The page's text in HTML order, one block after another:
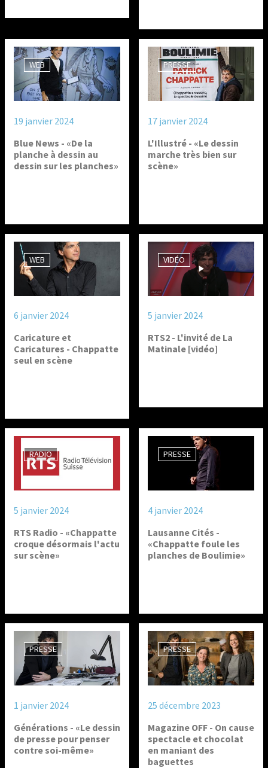
WEB
19 janvier 2024
Blue News - «De la
planche à dessin au
dessin sur les planches»
PRESSE
17 janvier 2024
L'Illustré - «Le dessin
marche très bien sur
scène»
WEB
6 janvier 2024
Caricature et
Caricatures - Chappatte
seul en scène
VIDÉO
5 janvier 2024
RTS2 - L'invité de La
Matinale [vidéo]
RADIO
5 janvier 2024
RTS Radio - «Chappatte
croque désormais l'actu
sur scène»
PRESSE
4 janvier 2024
Lausanne Cités -
«Chappatte foule les
planches de Boulimie»
PRESSE
1 janvier 2024
Générations - «Le dessin
de presse pour penser
contre soi-même»
PRESSE
25 décembre 2023
Magazine OFF - On cause
spectacle et chocolat
en maniant des
baguettes